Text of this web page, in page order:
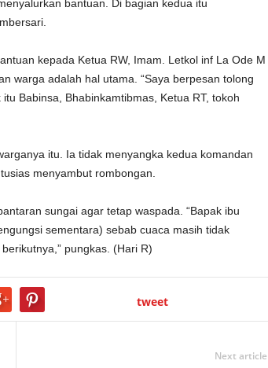
bantuan. Di bagian kedua itu
kepada Ketua RW, Imam. Letkol inf La Ode M
warga adalah hal utama. “Saya berpesan tolong
Babinsa, Bhabinkamtibmas, Ketua RT, tokoh
itu. Ia tidak menyangka kedua komandan
menyambut rombongan.
sungai agar tetap waspada. “Bapak ibu
sementara) sebab cuaca masih tidak
pungkas. (Hari R)
tweet
Next article